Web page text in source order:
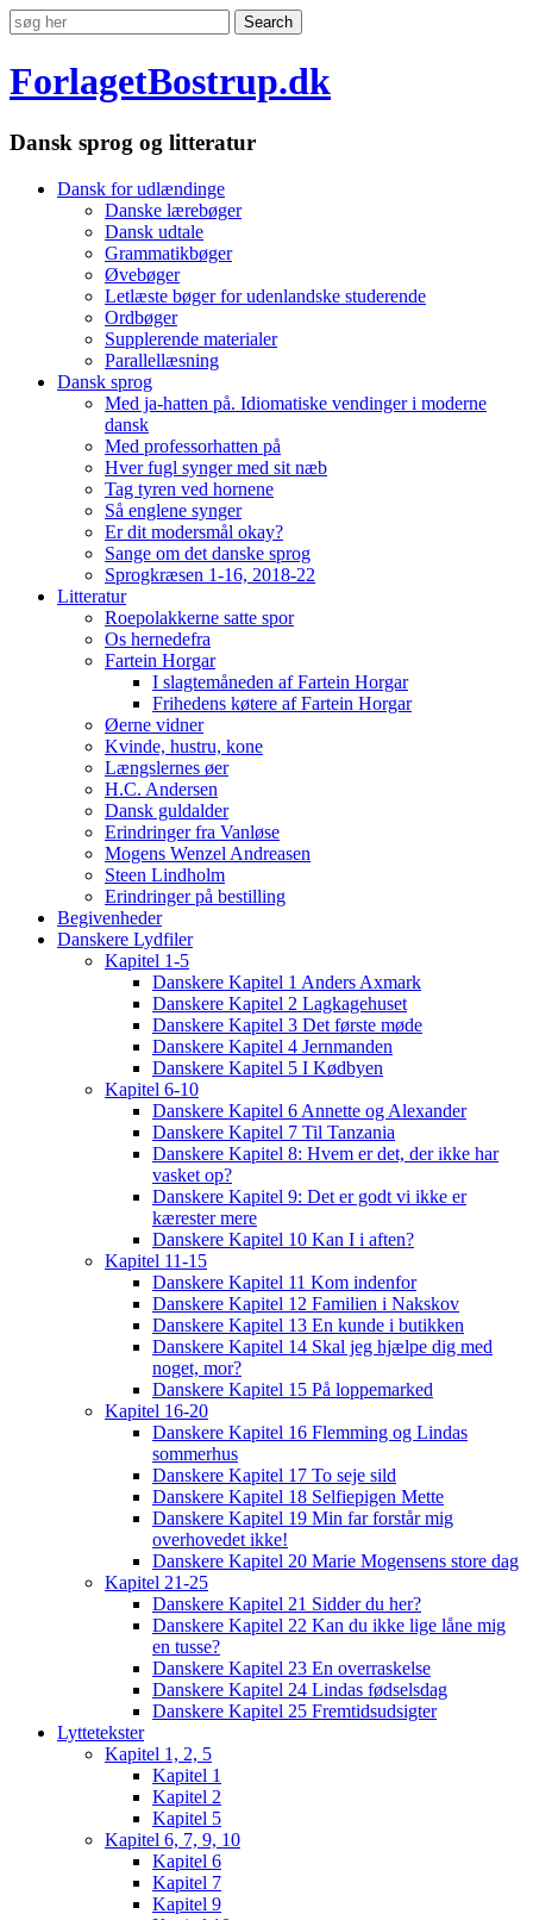
ForlagetBostrup.dk
Dansk sprog og litteratur
Dansk for udlændinge
Danske lærebøger
Dansk udtale
Grammatikbøger
Øvebøger
Letlæste bøger for udenlandske studerende
Ordbøger
Supplerende materialer
Parallellæsning
Dansk sprog
Med ja-hatten på. Idiomatiske vendinger i moderne
dansk
Med professorhatten på
Hver fugl synger med sit næb
Tag tyren ved hornene
Så englene synger
Er dit modersmål okay?
Sange om det danske sprog
Sprogkræsen 1-16, 2018-22
Litteratur
Roepolakkerne satte spor
Os hernedefra
Fartein Horgar
I slagtemåneden af Fartein Horgar
Frihedens køtere af Fartein Horgar
Øerne vidner
Kvinde, hustru, kone
Længslernes øer
H.C. Andersen
Dansk guldalder
Erindringer fra Vanløse
Mogens Wenzel Andreasen
Steen Lindholm
Erindringer på bestilling
Begivenheder
Danskere Lydfiler
Kapitel 1-5
Danskere Kapitel 1 Anders Axmark
Danskere Kapitel 2 Lagkagehuset
Danskere Kapitel 3 Det første møde
Danskere Kapitel 4 Jernmanden
Danskere Kapitel 5 I Kødbyen
Kapitel 6-10
Danskere Kapitel 6 Annette og Alexander
Danskere Kapitel 7 Til Tanzania
Danskere Kapitel 8: Hvem er det, der ikke har
vasket op?
Danskere Kapitel 9: Det er godt vi ikke er
kærester mere
Danskere Kapitel 10 Kan I i aften?
Kapitel 11-15
Danskere Kapitel 11 Kom indenfor
Danskere Kapitel 12 Familien i Nakskov
Danskere Kapitel 13 En kunde i butikken
Danskere Kapitel 14 Skal jeg hjælpe dig med
noget, mor?
Danskere Kapitel 15 På loppemarked
Kapitel 16-20
Danskere Kapitel 16 Flemming og Lindas
sommerhus
Danskere Kapitel 17 To seje sild
Danskere Kapitel 18 Selfiepigen Mette
Danskere Kapitel 19 Min far forstår mig
overhovedet ikke!
Danskere Kapitel 20 Marie Mogensens store dag
Kapitel 21-25
Danskere Kapitel 21 Sidder du her?
Danskere Kapitel 22 Kan du ikke lige låne mig
en tusse?
Danskere Kapitel 23 En overraskelse
Danskere Kapitel 24 Lindas fødselsdag
Danskere Kapitel 25 Fremtidsudsigter
Lyttetekster
Kapitel 1, 2, 5
Kapitel 1
Kapitel 2
Kapitel 5
Kapitel 6, 7, 9, 10
Kapitel 6
Kapitel 7
Kapitel 9